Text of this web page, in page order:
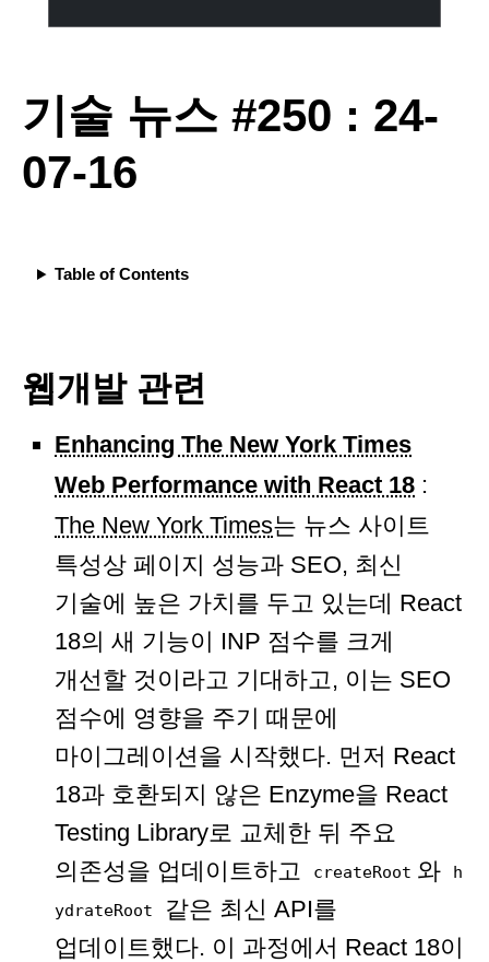
기술 뉴스 #250 : 24-
07-16
Table of Contents
웹개발 관련
Enhancing The New York Times
Web Performance with React 18 :
The New York Times는 뉴스 사이트
특성상 페이지 성능과 SEO, 최신
기술에 높은 가치를 두고 있는데 React
18의 새 기능이 INP 점수를 크게
개선할 것이라고 기대하고, 이는 SEO
점수에 영향을 주기 때문에
마이그레이션을 시작했다. 먼저 React
18과 호환되지 않은 Enzyme을 React
Testing Library로 교체한 뒤 주요
의존성을 업데이트하고
createRoot 와
h
ydrateRoot
같은 최신 API를
업데이트했다. 이 과정에서 React 18이